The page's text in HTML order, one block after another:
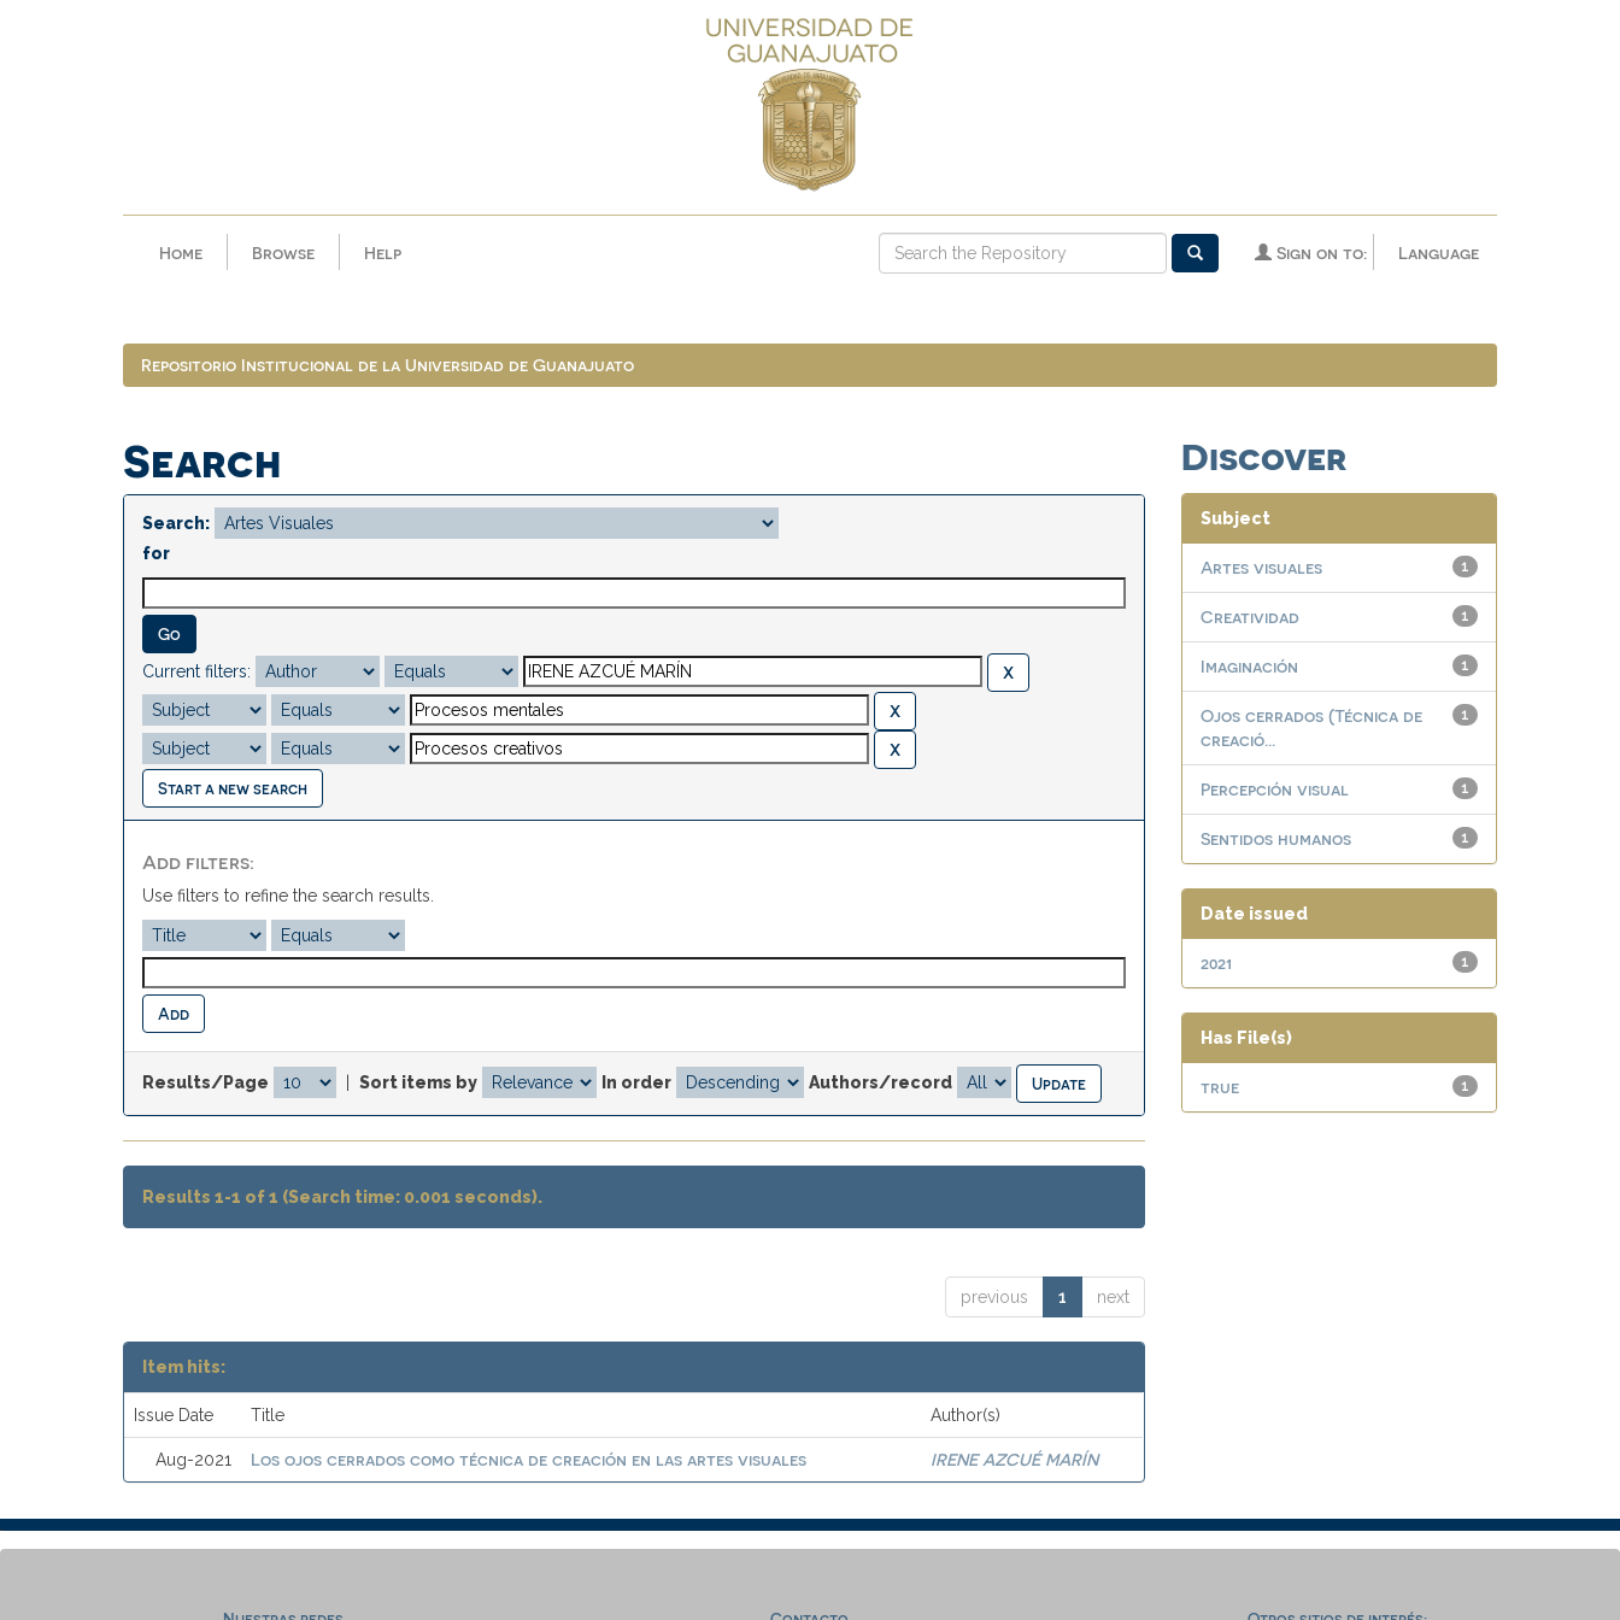
Home Browse Help Language
Sign on to:
Repositorio Institucional de la Universidad de Guanajuato
Search
Search:
for
Current filters:
Start a new search
Add filters:
Use filters to refine the search results.
Results/Page Sort items by In order Authors/record
Results 1-1 of 1 (Search time: 0.001 seconds).
previous 1 next
Item hits:
Issue Date Title Author(s)
Aug-2021 Los ojos cerrados como técnica de creación en las artes visuales IRENE AZCUÉ MARÍN
Discover
Subject
1
Artes visuales
1
Creatividad
1
Imaginación
1
Ojos cerrados (Técnica de
creació...
1
Percepción visual
1
Sentidos humanos
Date issued
1
2021
Has File(s)
1
true